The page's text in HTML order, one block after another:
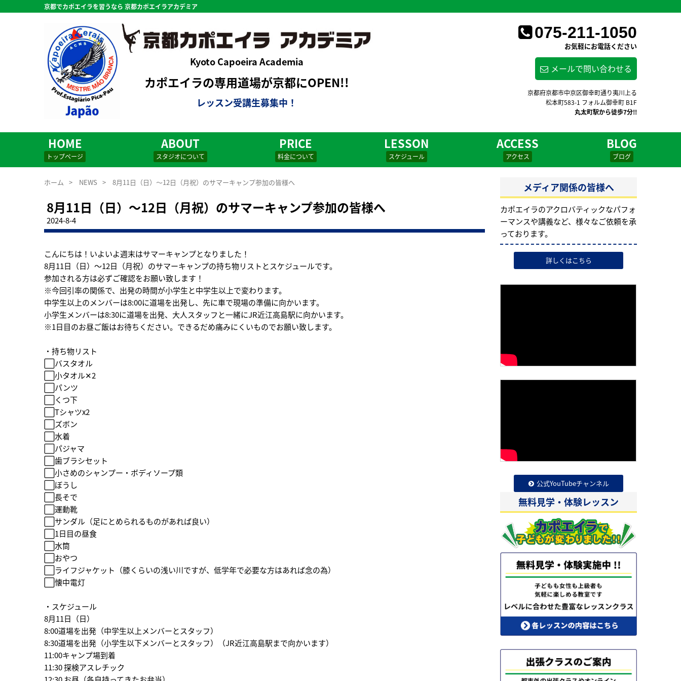
京都でカポエイラを習うなら 京都カポエイラアカデミア
Kyoto Capoeira Academia
カポエイラの専用道場が京都にOPEN!!
レッスン受講生募集中！
075-211-1050
お気軽にお電話ください
メールで問い合わせる
京都府京都市中京区御幸町通り夷川上る
松本町583-1 フォルム御幸町 B1F
丸太町駅から徒歩7分!!
HOME
トップページ
ABOUT
スタジオについて
PRICE
料金について
LESSON
スケジュール
ACCESS
アクセス
BLOG
ブログ
ホーム > NEWS > 8月11日（日）〜12日（月祝）のサマーキャンプ参加の皆様へ
8月11日（日）〜12日（月祝）のサマーキャンプ参加の皆様へ
2024-8-4
こんにちは！いよいよ週末はサマーキャンプとなりました！
8月11日（日）〜12日（月祝）のサマーキャンプの持ち物リストとスケジュールです。
参加される方は必ずご確認をお願い致します！
※今回引率の関係で、出発の時間が小学生と中学生以上で変わります。
中学生以上のメンバーは8:00に道場を出発し、先に車で現場の準備に向かいます。
小学生メンバーは8:30に道場を出発、大人スタッフと一緒にJR近江高島駅に向かいます。
※1日目のお昼ご飯はお待ちください。できるだめ痛みにくいものでお願い致します。
・持ち物リスト
⬜︎バスタオル
⬜︎小タオル✕2
⬜︎パンツ
⬜︎くつ下
⬜︎Tシャツx2
⬜︎ズボン
⬜︎水着
⬜︎パジャマ
⬜︎歯ブラシセット
⬜︎小さめのシャンプー・ボディソープ類
⬜︎ぼうし
⬜︎長そで
⬜︎運動靴
⬜︎サンダル（足にとめられるものがあれば良い）
⬜︎1日目の昼食
⬜︎水筒
⬜︎おやつ
⬜︎ライフジャケット（膝くらいの浅い川ですが、低学年で必要な方はあれば念の為）
⬜︎懐中電灯
・スケジュール
8月11日（日）
8:00道場を出発（中学生以上メンバーとスタッフ）
8:30道場を出発（小学生以下メンバーとスタッフ）（JR近江高島駅まで向かいます）
11:00キャンプ場到着
11:30 探検アスレチック
メディア関係の皆様へ
カポエイラのアクロバティックなパフォ
ーマンスや講義など、様々なご依頼を承
っております。
詳しくはこちら
公式YouTubeチャンネル
無料見学・体験レッスン